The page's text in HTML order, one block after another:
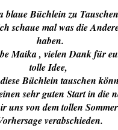
blaue Büchlein zu
schaue mal was die
haben.
Maika , vielen Dank für
tolle Idee,
Büchlein tauschen
sehr guten Start in die
uns von dem tollen
verabschieden.